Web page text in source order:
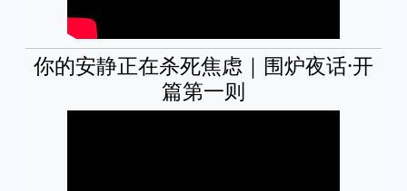
你的安静正在杀死焦虑｜围炉夜话·开
篇第一则